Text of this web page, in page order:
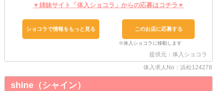
「終電後まで働きたい時はどうすればいい？」
そんな時は自家用車で帰宅もOKです♪
出発や帰宅のタイミングを電車に左右されず、リラックスして通勤
当店は働く女性への負担を考慮し、私服勤務が可能です◎
▼姉妹サイト「体入ショコラ」からの応募はコチラ▼
ショコラで情報をもっと見る このお店に応募する
提供元：体入ショコラ
体入求人No：浜松124278
shine（シャイン）